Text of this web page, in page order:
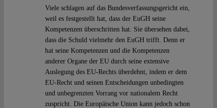
Viele schlagen auf das Bundesverfassungsgericht ein,
weil es festgestellt hat, dass der EuGH seine
Kompetenzen überschritten hat. Sie übersehen dabei,
dass die Schuld vielmehr den EuGH trifft. Denn er
hat seine Kompetenzen und die Kompetenzen
anderer Organe der EU durch seine extensive
Auslegung des EU-Rechts überdehnt, indem er dem
EU-Recht und seinen Entscheidungen unbedingten
und unbegrenzten Vorrang vor nationalem Recht
zuspricht. Die Europäische Union kann jedoch schon